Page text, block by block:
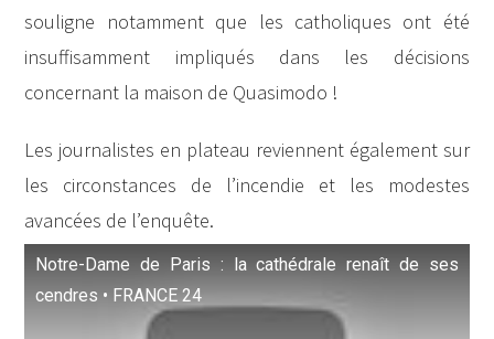
souligne notamment que les catholiques ont été
insuffisamment impliqués dans les décisions
concernant la maison de Quasimodo !
Les journalistes en plateau reviennent également sur
les circonstances de l’incendie et les modestes
avancées de l’enquête.
Notre-Dame de Paris : la cathédrale renaît de ses
cendres • FRANCE 24